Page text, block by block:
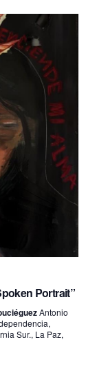
Portrait”
Antonio
Sur., La Paz,